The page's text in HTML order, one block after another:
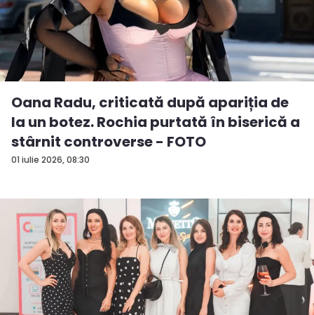
01 iulie 2026, 08:30
Oana Radu, criticată după apariția de
la un botez. Rochia purtată în biserică a
stârnit controverse - FOTO